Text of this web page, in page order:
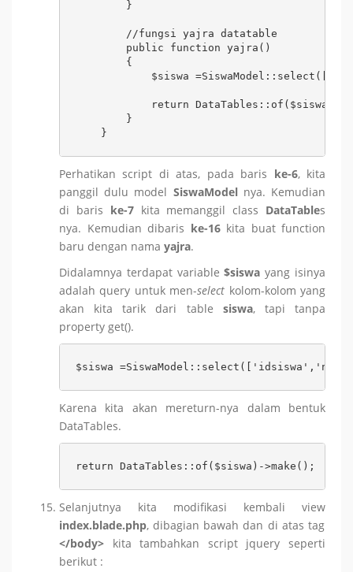
        }
        //fungsi yajra datatable
        public function yajra()
        {
$siswa
return DataTables::of($siswa)-
        }
    }
Perhatikan script di atas, pada baris ke-6, kita
panggil dulu model SiswaModelnya. Kemudian
di baris ke-7kita memanggil class DataTables
nya. Kemudian dibaris ke-16 kita buat function
baru dengan nama yajra.
Didalamnya terdapat variable$siswa yang isinya
adalah query untuk men-select kolom-kolom yang
akan kita tarik dari table siswa, tapi tanpa
property get().
$siswa
Karena kita akan mereturn-nya dalam bentuk
DataTables.
return DataTables::of($siswa)->make();
Selanjutnya kita modifikasi kembali view
index.blade.php, dibagian bawah dan di atas tag
</body> kita tambahkan script jquery seperti
berikut :